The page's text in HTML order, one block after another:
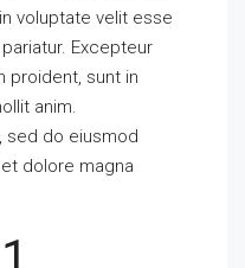
voluptate velit esse
Excepteur
proident, sunt in
anim.
sed do eiusmod
dolore magna